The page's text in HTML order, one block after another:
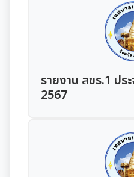
มติ ก.ท.จ.เชียงใหม่
การเลื่อนขั้นเงินเดือน
ความรู้เกี่ยวกับการแต่ง
หลักเกณฑ์การคัดเลือก
ข้อมูลสถิติการให้บริการ
รายงานผลการสำรวจ
นโยบายคุ้มครองข้อมูล
โอนงบประมาณรายจ่ายป
โอนงบประมาณรายจ่าย
แผนการใช้จ่ายงบประ
รายงานผลการใช้จ่าย
การจัดซื้อจัดจ้างหรือการจั
แผนการจัดซื้อจัดจ้างห
รายงานผลการจัดซื้อจั
รายงาน สขร.1 ปร
2567